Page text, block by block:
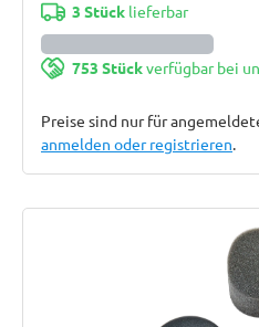
3 Stücklieferbar
753 Stückverfügbar bei
Preise sind nur für
anmelden oder registrieren.